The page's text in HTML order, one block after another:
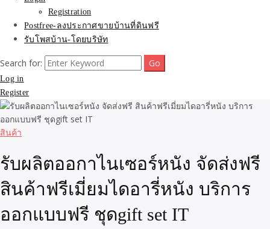
Registration
Postfree-ลงประกาศขายบ้านที่ดินฟรี
รับโพสบ้าน-โดยบริษัท
Search for:
Log in
Register
สินค้า
รับผลิตออกาไนเซอร์หนัง จัดส่งฟรี
สินค้าฟรีเมี่ยมไดอารี่หนัง บริการ
ออกแบบฟรี ชุดgift set IT